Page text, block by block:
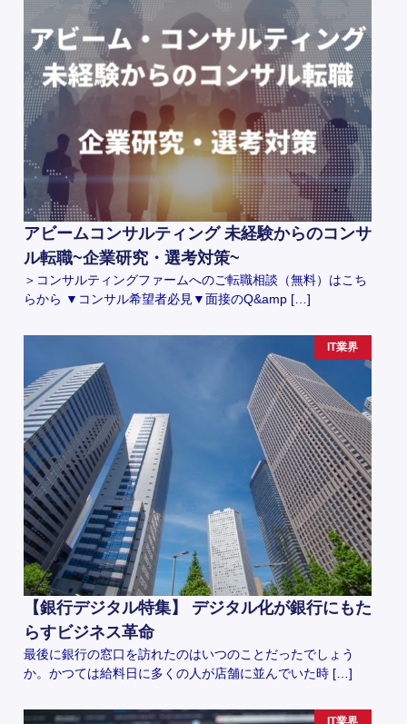
アビームコンサルティング 未経験からのコンサ
ル転職~企業研究・選考対策~
＞コンサルティングファームへのご転職相談（無料）はこち
らから ▼コンサル希望者必見▼面接のQ&amp […]
IT業界
【銀行デジタル特集】 デジタル化が銀行にもた
らすビジネス革命
最後に銀行の窓口を訪れたのはいつのことだったでしょう
か。かつては給料日に多くの人が店舗に並んでいた時 […]